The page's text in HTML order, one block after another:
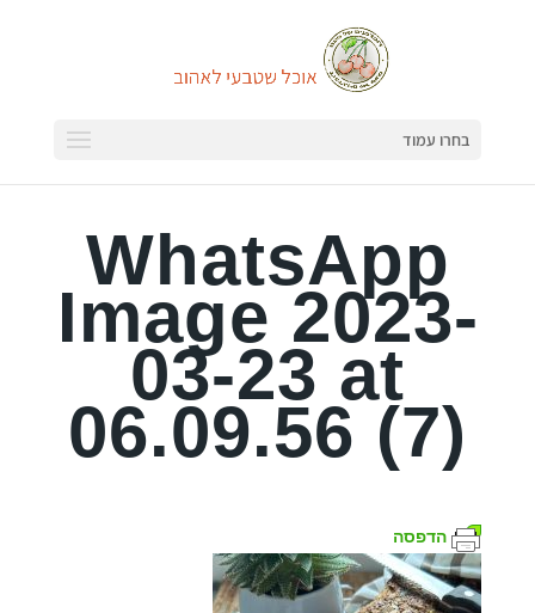
בחרו עמוד
WhatsApp
Image 2023-
03-23 at
06.09.56 (7)
הדפסה